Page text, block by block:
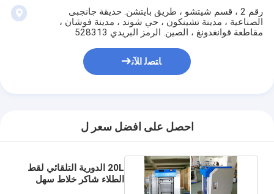
رقم 2 ، قسم شيتشو ، طريق بايتشن. حديقة جانجبى
الصناعية ، مدينة تشينكون ، حي شوند ، مدينة فوشان ،
مقاطعة قوانغدونغ ، الصين. الرمز البريدي 528313
ﺎﺘﺼﻟ ﺍﻶﻧ
احصل على افضل سعر ل
20L الدورية التلقائي لقط
الطلاء شاكر خلاط سهل